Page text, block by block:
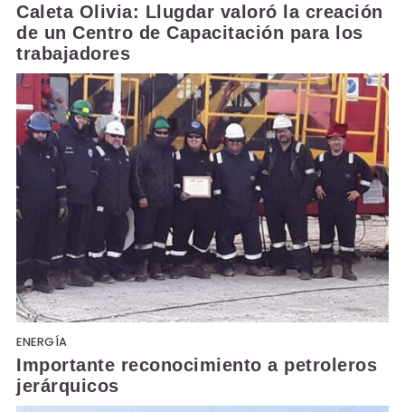
Caleta Olivia: Llugdar valoró la creación
de un Centro de Capacitación para los
trabajadores
ENERGÍA
Importante reconocimiento a petroleros
jerárquicos